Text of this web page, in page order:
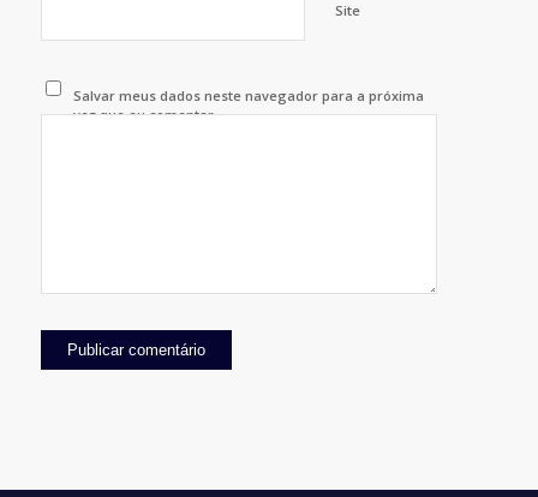
Site
Salvar meus dados neste navegador para a próxima
vez que eu comentar.